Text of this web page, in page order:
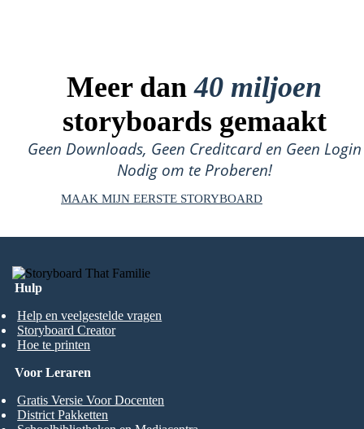
Meer dan40 miljoen
storyboards gemaakt
Geen Downloads, Geen Creditcard en Geen Login
Nodig om te Proberen!
MAAK MIJN EERSTE STORYBOARD
Hulp
Help en veelgestelde vragen
Storyboard Creator
Hoe te printen
Voor Leraren
Gratis Versie Voor Docenten
District Pakketten